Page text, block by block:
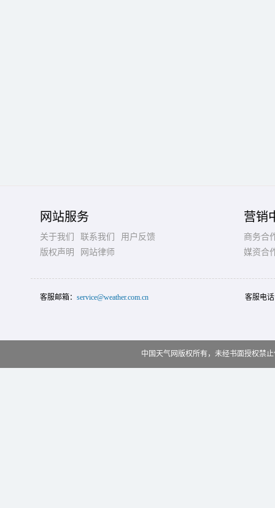
网站服务
关于我们 联系我们
用户反馈
版权声明
网站律师
营销
商务合
媒资合
客服邮箱： service@weather.com.cn 客服电
中国天气网版权所有，未经书面授权